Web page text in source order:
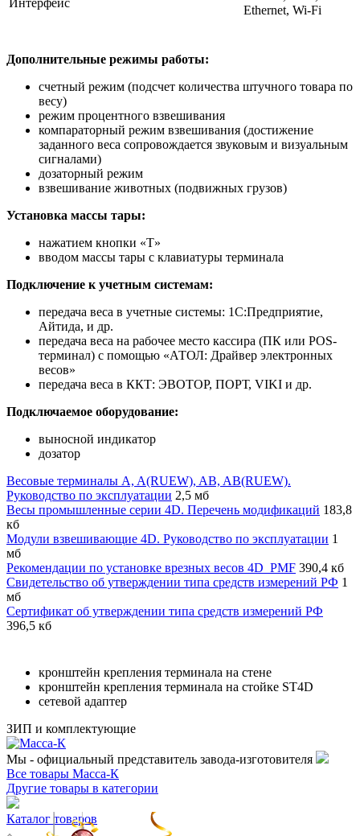
Ethernet, Wi-Fi
Дополнительные режимы работы:
счетный режим (подсчет количества штучного товара по
весу)
режим процентного взвешивания
компараторный режим взвешивания (достижение
заданного веса сопровождается звуковым и визуальным
сигналами)
дозаторный режим
взвешивание животных (подвижных грузов)
Установка массы тары:
нажатием кнопки «T»
вводом массы тары с клавиатуры терминала
Подключение к учетным системам:
передача веса в учетные системы: 1С:Предприятие,
Айтида, и др.
передача веса на рабочее место кассира (ПК или POS-
терминал) с помощью «АТОЛ: Драйвер электронных
весов»
передача веса в ККТ: ЭВОТОР, ПОРТ, VIKI и др.
Подключаемое оборудование:
выносной индикатор
дозатор
Весовые терминалы A, A(RUЕW), AB, AB(RUЕW).
Руководство по эксплуатации 2,5 мб
Весы промышленные серии 4D. Перечень модификаций 183,8
кб
Модули взвешивающие 4D. Руководство по эксплуатации 1
мб
Рекомендации по установке врезных весов 4D_PMF 390,4 кб
Свидетельство об утверждении типа средств измерений РФ 1
мб
Сертификат об утверждении типа средств измерений РФ
396,5 кб
кронштейн крепления терминала на стене
кронштейн крепления терминала на стойке ST4D
сетевой адаптер
ЗИП и комплектующие
Мы - официальный представитель завода-изготовителя
Все товары Масса-К
Другие товары в категории
Каталог товаров